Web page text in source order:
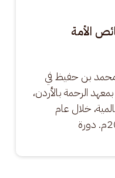
الأمة
محمد بن حفيظ في
الرحمة بالأردن،
خلال عام